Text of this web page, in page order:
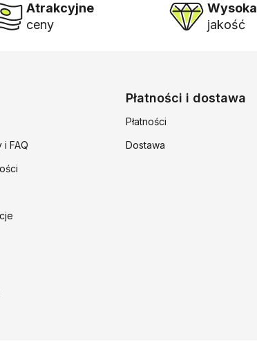
Atrakcyjne
ceny
Wysoka
jakość
i FAQ
Płatności i dostawa
Płatności
Dostawa